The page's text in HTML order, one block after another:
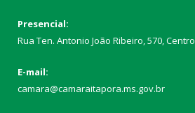
Presencial:
Rua Ten. Antonio João Ribeiro, 570, Centro
E-mail:
camara@camaraitapora.ms.gov.br